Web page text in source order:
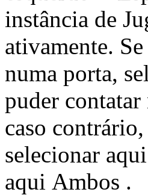
instância de
ativamente.
numa porta,
puder
caso
selecionar
aqui Ambos .